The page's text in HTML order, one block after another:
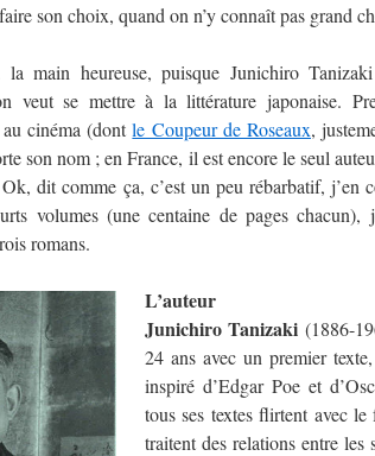
son choix, quand on n’y connaît pas grand
main heureuse, puisque Junichiro Tanizaki
veut se mettre à la littérature japonaise.
au cinéma (dontle Coupeur de Roseaux,
son nom ; en France, il est encore le seul
dit comme ça, c’est un peu rébarbatif, j’en
volumes (une centaine de pages chacun),
romans.
L’auteur
Junichiro Tanizaki (1886-
24 ans avec un premier texte,
inspiré d’Edgar Poe et
tous ses textes flirtent avec
traitent des relations entre les